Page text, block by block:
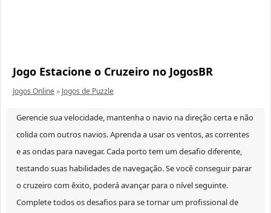
Jogo Estacione o Cruzeiro no JogosBR
Jogos Online» Jogos de Puzzle
Gerencie sua velocidade, mantenha o navio na direção certa e não
colida com outros navios. Aprenda a usar os ventos, as correntes
e as ondas para navegar. Cada porto tem um desafio diferente,
testando suas habilidades de navegação. Se você conseguir parar
o cruzeiro com êxito, poderá avançar para o nível seguinte.
Complete todos os desafios para se tornar um profissional de